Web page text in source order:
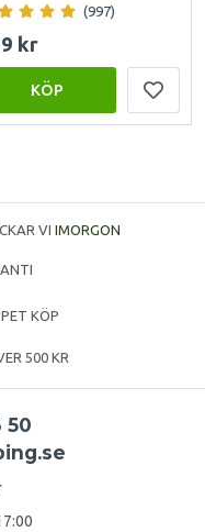
(997)
kr
KÖP
VI IMORGON
KÖP
500 KR
50